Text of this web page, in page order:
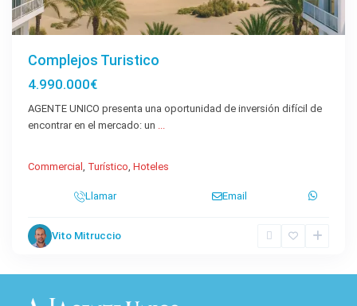
Complejos Turistico
4.990.000€
AGENTE UNICO presenta una oportunidad de inversión difícil de
encontrar en el mercado: un ...
Commercial , Turístico, Hoteles
Llamar Email
Vito Mitruccio